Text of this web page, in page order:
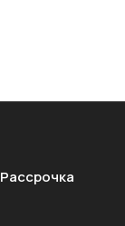
Рассрочка